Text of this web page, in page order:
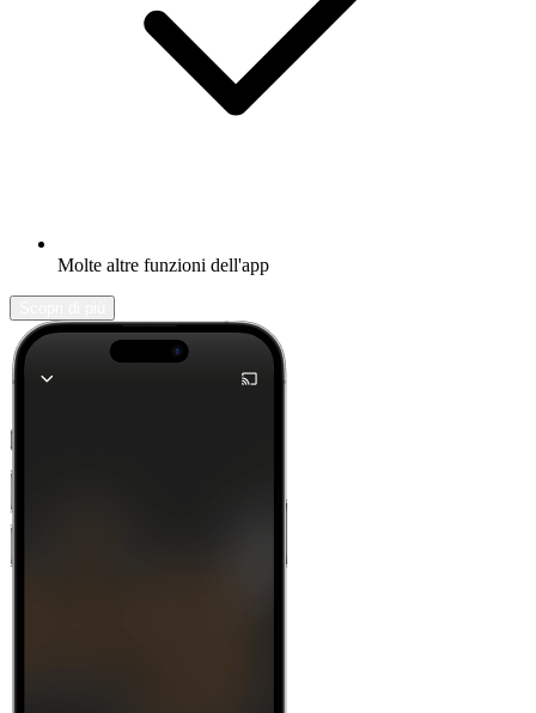
Molte altre funzioni dell'app